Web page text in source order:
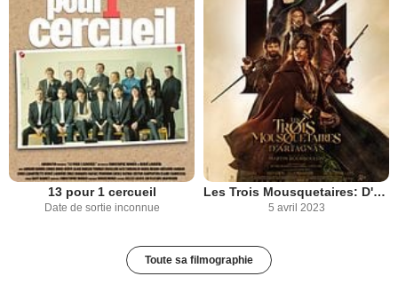
13 pour 1 cercueil
Date de sortie inconnue
Les Trois Mousquetaires: D'Artagnan
5 avril 2023
Toute sa filmographie